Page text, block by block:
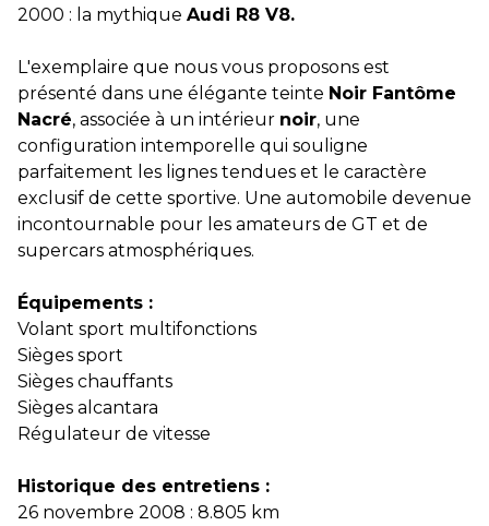
2000 : la mythique Audi R8 V8.
L'exemplaire que nous vous proposons est
présenté dans une élégante teinte Noir Fantôme
Nacré, associée à un intérieur noir, une
configuration intemporelle qui souligne
parfaitement les lignes tendues et le caractère
exclusif de cette sportive. Une automobile devenue
incontournable pour les amateurs de GT et de
supercars atmosphériques.
Équipements :
Volant sport multifonctions
Sièges sport
Sièges chauffants
Sièges alcantara
Régulateur de vitesse
Historique des entretiens :
26 novembre 2008 : 8.805 km